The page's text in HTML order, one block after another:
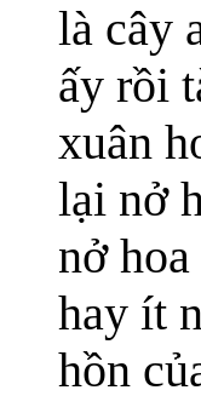
là cây
ấy rồi
xuân
lại nở
nở
hay ít
hồn